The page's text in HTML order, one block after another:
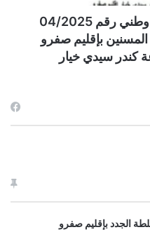
إعلان عن طلب عروض مفتوح وطني رقم 04/2025
المسنين بإقليم صفرو
كندر سيدي خيار
الجدد بإقليم صفرو